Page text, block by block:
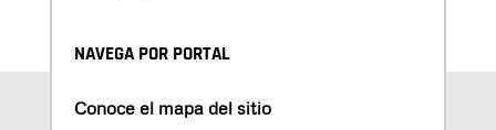
NAVEGA POR PORTAL
Conoce el mapa del sitio